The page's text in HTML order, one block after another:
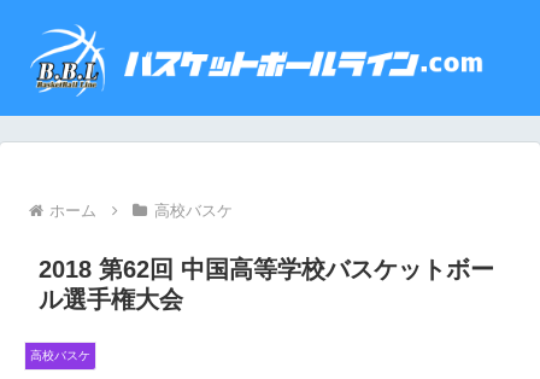
ホーム 高校バスケ
2018 第62回 中国高等学校バスケットボー
ル選手権大会
高校バスケ